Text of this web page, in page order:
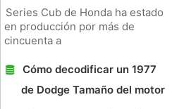
Series Cub de Honda ha estado
en producción por más de
cincuenta a
Cómo decodificar un 1977
de Dodge Tamaño del motor